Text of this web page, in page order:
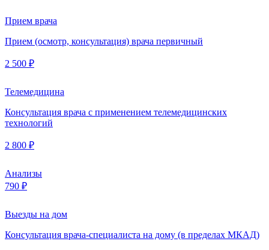
Прием врача
Прием (осмотр, консультация) врача первичный
2 500 ₽
Телемедицина
Консультация врача с применением телемедицинских
технологий
2 800 ₽
Анализы
790 ₽
Выезды на дом
Консультация врача-специалиста на дому (в пределах МКАД)